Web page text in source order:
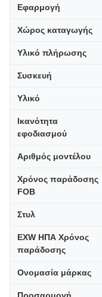
Εφαρμογή
Χώρος καταγωγής
Υλικό πλήρωσης
Συσκευή
Υλικό
Ικανότητα
εφοδιασμού
Αριθμός μοντέλου
Χρόνος παράδοσης
FOB
Στυλ
EXW ΗΠΑ Χρόνος
παράδοσης
Ονομασία μάρκας